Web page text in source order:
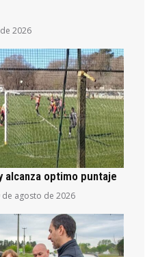
2026
alcanza optimo puntaje
agosto de 2026